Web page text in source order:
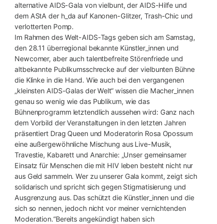
alternative AIDS-Gala von vielbunt, der AIDS-Hilfe und
dem AStA der h_da auf Kanonen-Glitzer, Trash-Chic und
verlotterten Pomp.
Im Rahmen des Welt-AIDS-Tags geben sich am Samstag,
den 28.11 überregional bekannte Künstler_innen und
Newcomer, aber auch talentbefreite Störenfriede und
altbekannte Publikumsschrecke auf der vielbunten Bühne
die Klinke in die Hand. Wie auch bei den vergangenen
„kleinsten AIDS-Galas der Welt“ wissen die Macher_innen
genau so wenig wie das Publikum, wie das
Bühnenprogramm letztendlich aussehen wird: Ganz nach
dem Vorbild der Veranstaltungen in den letzten Jahren
präsentiert Drag Queen und Moderatorin Rosa Opossum
eine außergewöhnliche Mischung aus Live-Musik,
Travestie, Kabarett und Anarchie: „Unser gemeinsamer
Einsatz für Menschen die mit HIV leben besteht nicht nur
aus Geld sammeln. Wer zu unserer Gala kommt, zeigt sich
solidarisch und spricht sich gegen Stigmatisierung und
Ausgrenzung aus. Das schützt die Künstler_innen und die
sich so nennen, jedoch nicht vor meiner vernichtenden
Moderation.“Bereits angekündigt haben sich